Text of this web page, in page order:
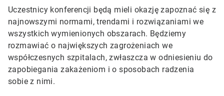
Uczestnicy konferencji będą mieli okazję zapoznać się z
najnowszymi normami, trendami i rozwiązaniami we
wszystkich wymienionych obszarach. Będziemy
rozmawiać o największych zagrożeniach we
współczesnych szpitalach, zwłaszcza w odniesieniu do
zapobiegania zakażeniom i o sposobach radzenia
sobie z nimi.